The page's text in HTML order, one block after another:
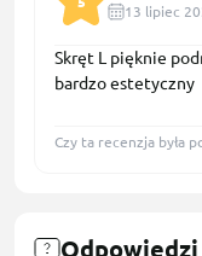
13 lipiec
Skręt L pięknie
bardzo estetyczny
Czy ta recenzja była